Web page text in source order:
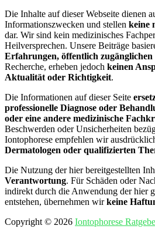
Die Inhalte auf dieser Webseite dienen
Informationszwecken und stellen keine
dar. Wir sind kein medizinisches
Heilversprechen. Unsere Beiträge
Erfahrungen, öffentlich zugänglichen
Recherche, erheben jedoch keinen
Aktualität oder Richtigkeit.
Die Informationen auf dieser Seite
professionelle Diagnose oder
oder eine andere medizinische
Beschwerden oder Unsicherheiten
Iontophorese empfehlen wir
Dermatologen oder qualifizierten
Die Nutzung der hier bereitgestellten
Verantwortung. Für Schäden oder
indirekt durch die Anwendung der hier
entstehen, übernehmen wirkeine
Copyright © 2026 Iontophorese